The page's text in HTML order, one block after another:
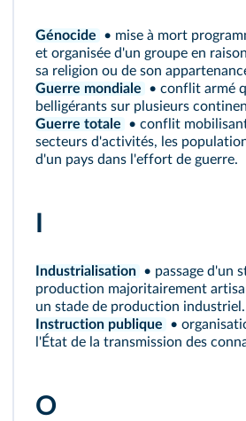
Génocide
• mise à mort
et organisée d'un groupe en
sa religion ou de son
Guerre mondiale
• conflit armé
belligérants sur plusieurs
Guerre totale
• conflit
secteurs d'activités, les
d'un pays dans l'effort de guerre.
Industrialisation • passage d'un
production majoritairement
un stade de production industriel.
Instruction publique
•
l'État de la transmission des
O